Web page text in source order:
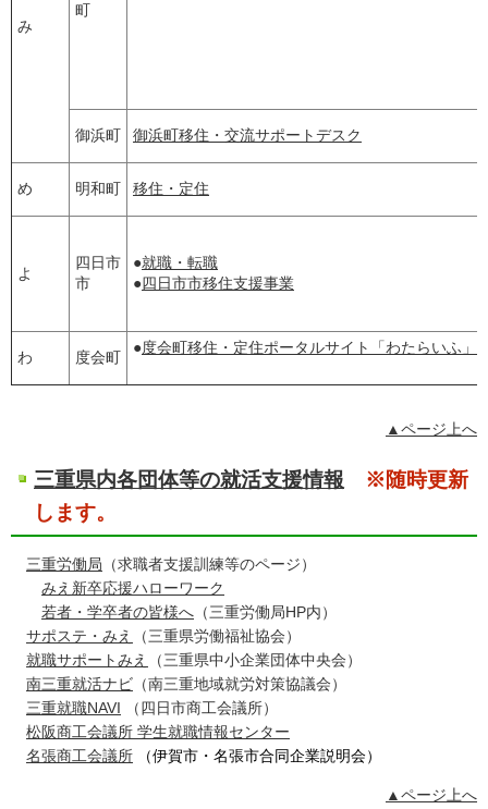
み
町
御浜町 御浜町移住・交流サポートデスク
め 明和町 移住・定住
よ
四日市
市
●就職・転職
●四日市市移住支援事業
わ 度会町
●度会町移住・定住ポータルサイト「わたらいふ」
▲ページ上へ
三重県内各団体等の就活支援情報
※随時更新
します。
三重労働局 （求職者支援訓練等のページ）
みえ新卒応援ハローワーク
若者・学卒者の皆様へ （三重労働局HP内）
サポステ・みえ
（三重県労働福祉協会）
就職サポートみえ
（三重県中小企業団体中央会）
南三重就活ナビ （南三重地域就労対策協議会）
三重就職NAVI （四日市商工会議所）
松阪商工会議所 学生就職情報センター
名張商工会議所 （伊賀市・名張市合同企業説明会）
▲ページ上へ